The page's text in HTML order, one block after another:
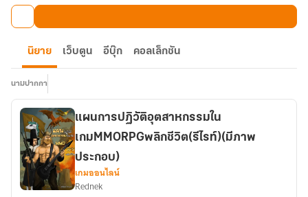
นิยาย เว็บตูน อีบุ๊ก คอลเล็กชัน
นามปากกา
แผนการปฏิวัติอุตสาหกรรมใน
เกมMMORPGพลิกชีวิต(รีไรท์)(มีภาพ
ประกอบ)
เกมออนไลน์
Rednek